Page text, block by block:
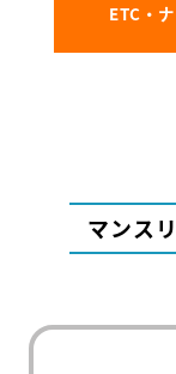
ETC・
マンス